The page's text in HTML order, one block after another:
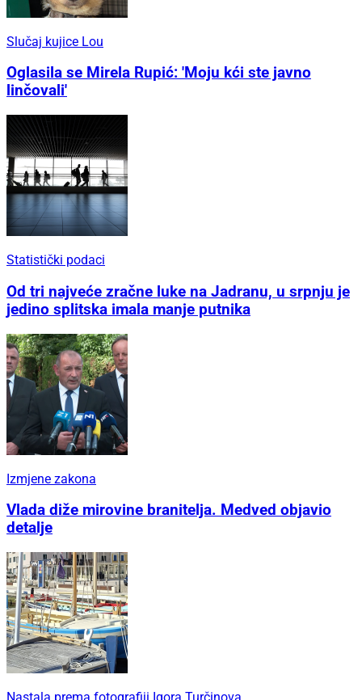
Slučaj kujice Lou
Oglasila se Mirela Rupić: 'Moju kći ste javno
linčovali'
Statistički podaci
Od tri najveće zračne luke na Jadranu, u srpnju je
jedino splitska imala manje putnika
Izmjene zakona
Vlada diže mirovine branitelja. Medved objavio
detalje